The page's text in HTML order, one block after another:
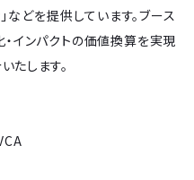
どを提供しています。ブース
インパクトの価値換算を実現
たします。